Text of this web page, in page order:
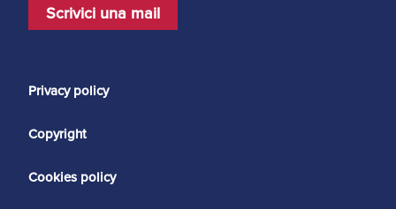
Scrivici una mail
Privacy policy
Copyright
Cookies policy